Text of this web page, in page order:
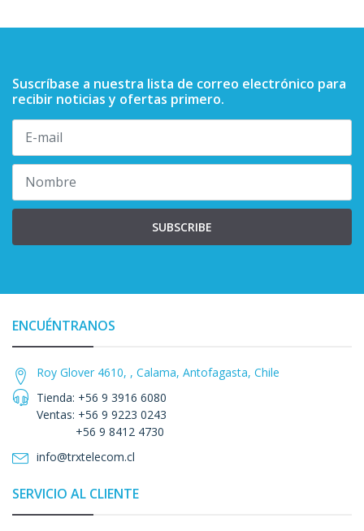
Suscríbase a nuestra lista de correo electrónico para
recibir noticias y ofertas primero.
SUBSCRIBE
ENCUÉNTRANOS
Roy Glover 4610, , Calama, Antofagasta, Chile
Tienda: +56 9 3916 6080
Ventas: +56 9 9223 0243
+56 9 8412 4730
info@trxtelecom.cl
SERVICIO AL CLIENTE